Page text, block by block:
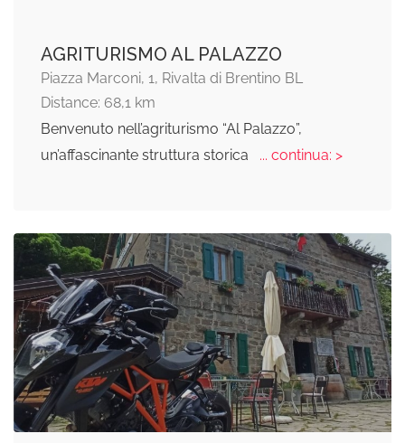
AGRITURISMO AL PALAZZO
Piazza Marconi, 1, Rivalta di Brentino BL
Distance: 68,1 km
Benvenuto nell’agriturismo “Al Palazzo”,
un’affascinante struttura storica
... continua: >